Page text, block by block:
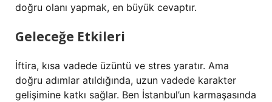
doğru olanı yapmak, en büyük cevaptır.
Geleceğe Etkileri
İftira, kısa vadede üzüntü ve stres yaratır. Ama
doğru adımlar atıldığında, uzun vadede karakter
gelişimine katkı sağlar. Ben İstanbul’un karmaşasında